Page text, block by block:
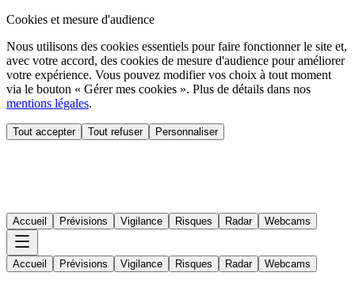
Cookies et mesure d'audience
Nous utilisons des cookies essentiels pour faire fonctionner le site et,
avec votre accord, des cookies de mesure d'audience pour améliorer
votre expérience. Vous pouvez modifier vos choix à tout moment
via le bouton « Gérer mes cookies ». Plus de détails dans nos
mentions légales.
Tout accepter Tout refuser Personnaliser
Accueil Prévisions Vigilance Risques Radar Webcams
Accueil Prévisions Vigilance Risques Radar Webcams